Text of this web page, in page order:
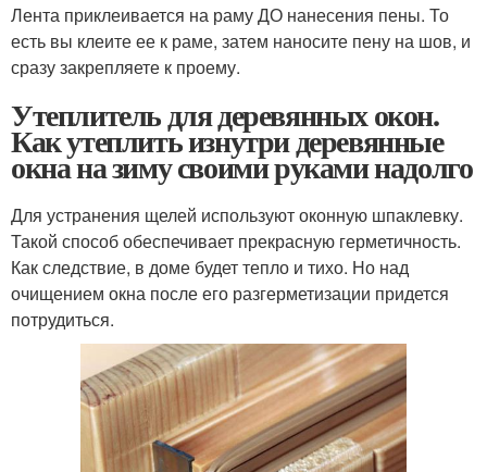
Лента приклеивается на раму ДО нанесения пены. То
есть вы клеите ее к раме, затем наносите пену на шов, и
сразу закрепляете к проему.
Утеплитель для деревянных окон.
Как утеплить изнутри деревянные
окна на зиму своими руками надолго
Для устранения щелей используют оконную шпаклевку.
Такой способ обеспечивает прекрасную герметичность.
Как следствие, в доме будет тепло и тихо. Но над
очищением окна после его разгерметизации придется
потрудиться.